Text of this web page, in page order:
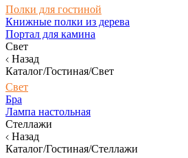
Полки для гостиной
Книжные полки из дерева
Портал для камина
Свет
Назад
Каталог/Гостиная/Свет
Свет
Бра
Лампа настольная
Стеллажи
Назад
Каталог/Гостиная/Стеллажи